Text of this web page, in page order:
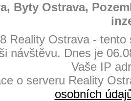
Byty Ostrava,
Reality Ostrava -
návštěvu. Dnes je
Vaše IP
o serveru Reality
osobních